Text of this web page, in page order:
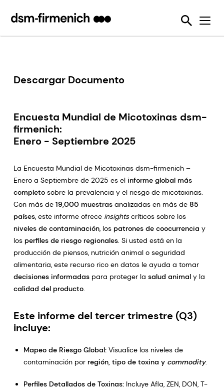
Protección de la calidad del pienso
Enzimas nutricionales
Detección de Micotoxinas
Herramientas
Contaminación con micotoxinas
SalmoFan™
ShrimpFan™
Lo Hacemos Posible
Seis desafíos de la sostenibilidad
Webinars
Descargar Documento
Encuesta Mundial de Micotoxinas dsm-
firmenich:
Enero - Septiembre 2025
La Encuesta Mundial de Micotoxinas dsm-firmenich –
Enero a Septiembre de 2025 es el informe global más
completosobre la prevalencia y el riesgo de micotoxinas.
Con más de 19,000 muestrasanalizadas en más de 85
países, este informe ofrece insightscríticos sobre los
niveles de contaminación, los patrones de coocurrencia y
los perfiles de riesgo regionales. Si usted está en la
producción de piensos, nutrición animal o seguridad
alimentaria, este recurso rico en datos le ayuda a tomar
decisiones informadaspara proteger la salud animaly la
calidad del producto.
Este informe del tercer trimestre (Q3)
incluye:
Mapeo de Riesgo Global:Visualice los niveles de
contaminación por región, tipo de toxina y commodity.
Perfiles Detallados de Toxinas:Incluye Afla, ZEN, DON, T-